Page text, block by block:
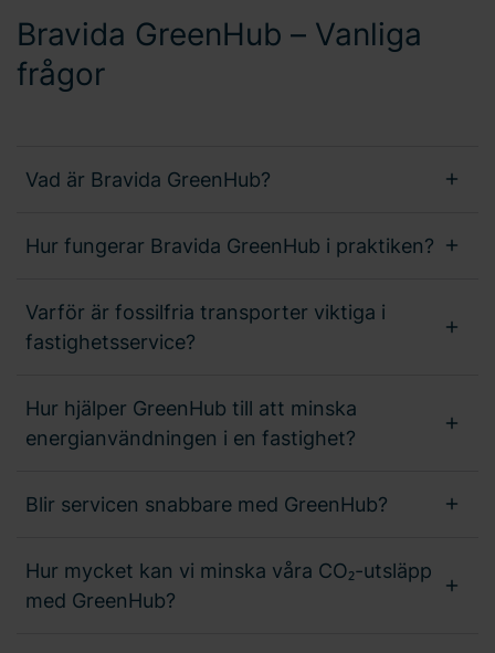
Bravida GreenHub – Vanliga
frågor
Vad är Bravida GreenHub?
Hur fungerar Bravida GreenHub i praktiken?
Varför är fossilfria transporter viktiga i
fastighetsservice?
Hur hjälper GreenHub till att minska
energianvändningen i en fastighet?
Blir servicen snabbare med GreenHub?
Hur mycket kan vi minska våra CO₂-utsläpp
med GreenHub?